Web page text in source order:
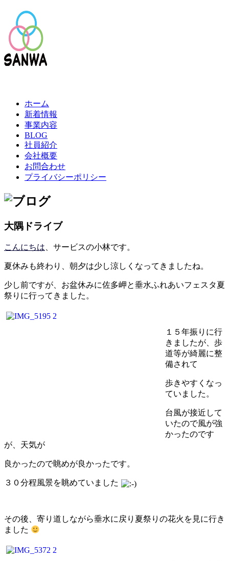
ホーム
新着情報
事業内容
BLOG
社員紹介
会社概要
お問合わせ
プライバシーポリシー
大隅ドライブ
こんにちは、サービスの小林です。
夏休みも終わり、朝夕は少し涼しくなってきましたね。
少し前ですが、お盆休みに佐多岬と垂水ふれあいフェスタ夏
祭りに行ってきました。
１５年振りに行
きましたが、歩
道等が綺麗に整
備されて
歩きやすくなっ
ていました。
台風が接近して
いたので風が強
かったのです
が、天気が
良かったので眺めが良かったです。
３０分程風景を眺めていました
その後、寄り道しながら垂水に戻り夏祭りの花火を見に行き
ました